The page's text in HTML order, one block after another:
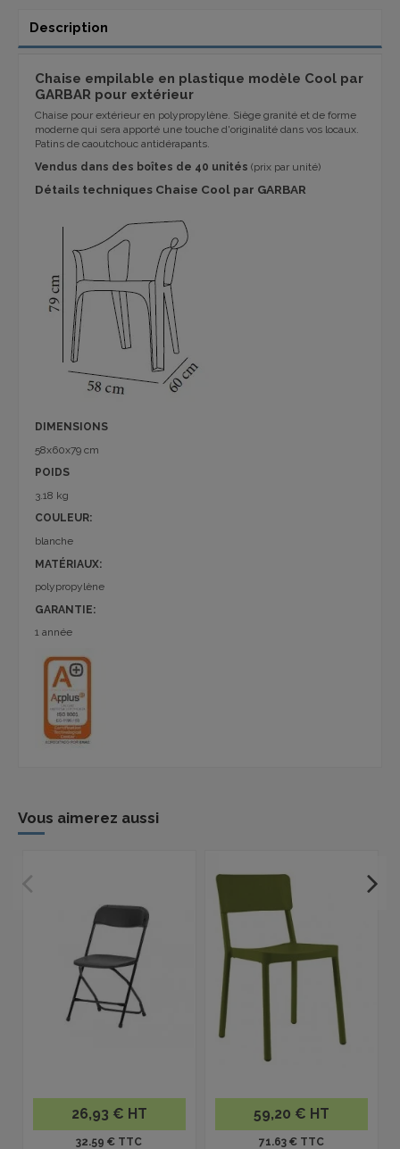
Description
Chaise empilable en plastique modèle Cool par
GARBAR pour extérieur
Chaise pour extérieur en polypropylène. Siège granité et de forme
moderne qui sera apporté une touche d'originalité dans vos locaux.
Patins de caoutchouc antidérapants.
Vendus dans des boîtes de 40 unités (prix par unité)
Détails techniques Chaise Cool par GARBAR
DIMENSIONS
58x60x79 cm
POIDS
3.18 kg
COULEUR:
blanche
MATÉRIAUX:
polypropylène
GARANTIE:
1 année
Vous aimerez aussi
26,93 € HT
32.59 € TTC
59,20 € HT
71.63 € TTC